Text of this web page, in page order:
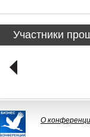
Участники
О